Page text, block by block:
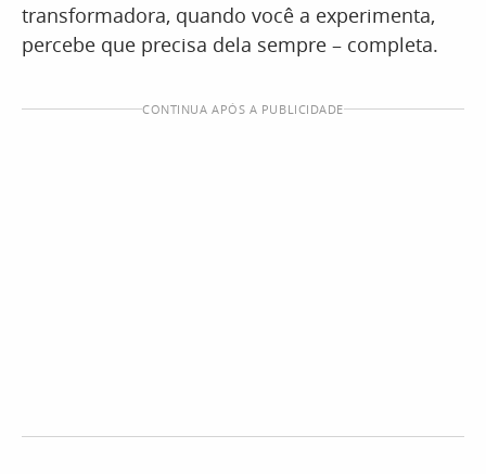
transformadora, quando você a experimenta,
percebe que precisa dela sempre – completa.
CONTINUA APÓS A PUBLICIDADE